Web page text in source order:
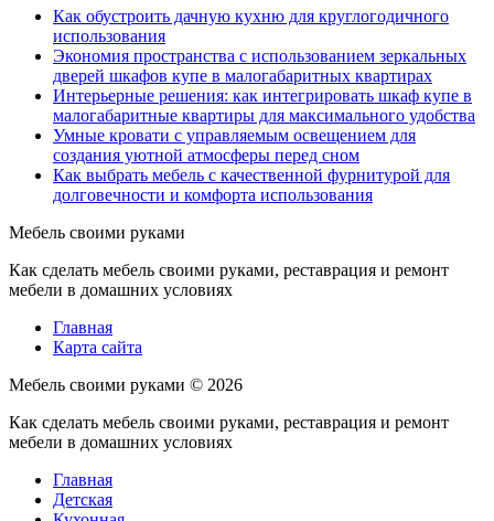
Как обустроить дачную кухню для круглогодичного
использования
Экономия пространства с использованием зеркальных
дверей шкафов купе в малогабаритных квартирах
Интерьерные решения: как интегрировать шкаф купе в
малогабаритные квартиры для максимального удобства
Умные кровати с управляемым освещением для
создания уютной атмосферы перед сном
Как выбрать мебель с качественной фурнитурой для
долговечности и комфорта использования
Мебель своими руками
Как сделать мебель своими руками, реставрация и ремонт
мебели в домашних условиях
Главная
Карта сайта
Мебель своими руками © 2026
Как сделать мебель своими руками, реставрация и ремонт
мебели в домашних условиях
Главная
Детская